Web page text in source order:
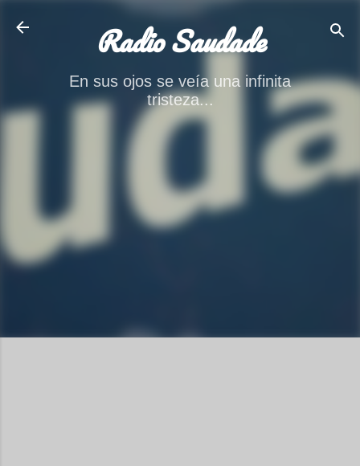
Radio Saudade
En sus ojos se veía una infinita
tristeza...